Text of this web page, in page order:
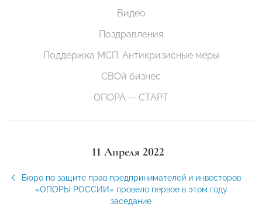
Видео
Поздравления
Поддержка МСП. Антикризисные меры
СВОй бизнес
ОПОРА — СТАРТ
11 Апреля 2022
Бюро по защите прав предпринимателей и инвесторов
«ОПОРЫ РОССИИ» провело первое в этом году
заседание